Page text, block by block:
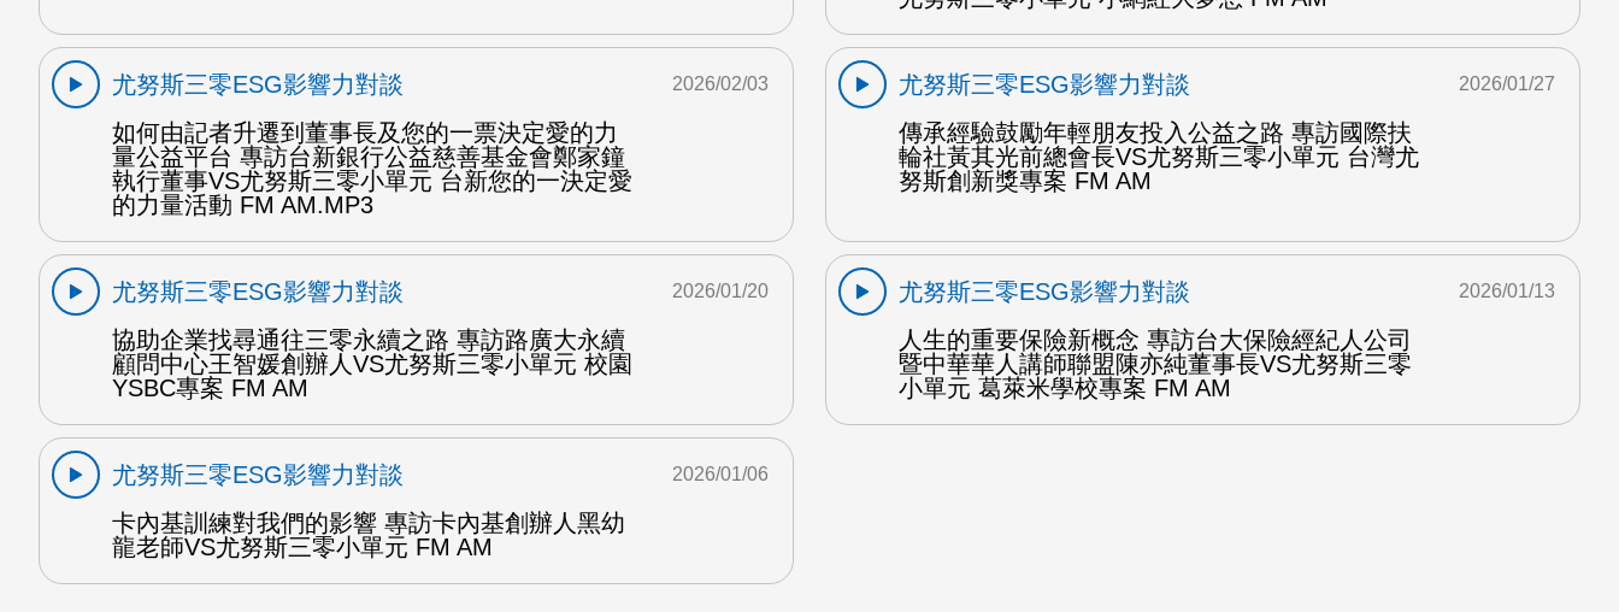
尤努斯三零ESG影響力對談
如何由記者升遷到董事長及您的一票決定愛的力
量公益平台 專訪台新銀行公益慈善基金會鄭家鐘
執行董事VS尤努斯三零小單元 台新您的一決定愛
的力量活動 FM AM.MP3
2026/02/03
尤努斯三零ESG影響力對談
傳承經驗鼓勵年輕朋友投入公益之路 專訪國際扶
輪社黃其光前總會長VS尤努斯三零小單元 台灣尤
努斯創新獎專案 FM AM
2026/01/27
尤努斯三零ESG影響力對談
協助企業找尋通往三零永續之路 專訪路廣大永續
顧問中心王智媛創辦人VS尤努斯三零小單元 校園
YSBC專案 FM AM
2026/01/20
尤努斯三零ESG影響力對談
人生的重要保險新概念 專訪台大保險經紀人公司
暨中華華人講師聯盟陳亦純董事長VS尤努斯三零
小單元 葛萊米學校專案 FM AM
2026/01/13
尤努斯三零ESG影響力對談
卡內基訓練對我們的影響 專訪卡內基創辦人黑幼
龍老師VS尤努斯三零小單元 FM AM
2026/01/06